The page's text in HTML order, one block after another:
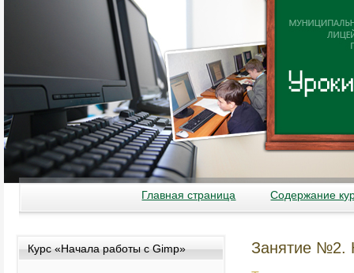
Главная страница Содержание
Курс «Начала работы с Gimp» Занятие №2.